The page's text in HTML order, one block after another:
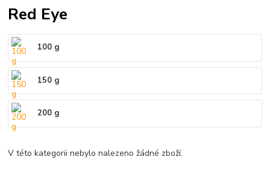
Red Eye
100 g
150 g
200 g
V této kategorii nebylo nalezeno žádné zboží.